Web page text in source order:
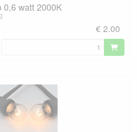
0,6 watt 2000K
€ 2.00